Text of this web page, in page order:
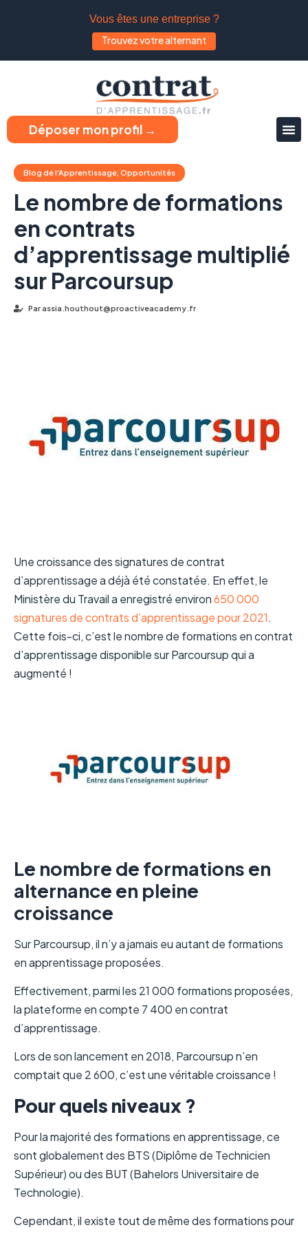
Vous êtes une entreprise ?
Trouvez votre alternant
Déposer mon profil →
Blog de l'Apprentissage, Opportunités
Le nombre de formations
en contrats
d’apprentissage multiplié
sur Parcoursup
Parassia.houthout@proactiveacademy.fr
Une croissance des signatures de contrat
d’apprentissage a déjà été constatée. En effet, le
Ministère du Travail a enregistré environ650 000
signatures de contrats d’apprentissage pour 2021.
Cette fois-ci, c’est le nombre de formations en contrat
d’apprentissage disponible sur Parcoursup qui a
augmenté !
Le nombre de formations en
alternance en pleine
croissance
Sur Parcoursup, il n’y a jamais eu autant de formations
en apprentissage proposées.
Effectivement, parmi les 21 000 formations proposées,
la plateforme en compte 7 400 en contrat
d’apprentissage.
Lors de son lancement en 2018, Parcoursup n’en
comptait que 2 600, c’est une véritable croissance !
Pour quels niveaux ?
Pour la majorité des formations en apprentissage, ce
sont globalement des BTS (Diplôme de Technicien
Supérieur) ou des BUT (Bahelors Universitaire de
Technologie).
Cependant, il existe tout de même des formations pour